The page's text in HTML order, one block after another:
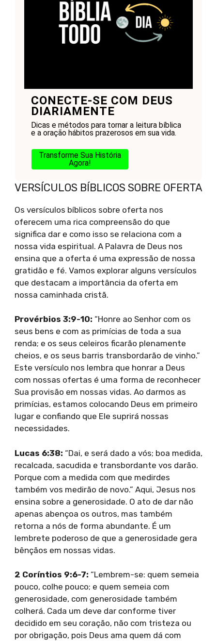
CONECTE-SE COM DEUS
DIARIAMENTE
Dicas e métodos para tornar a leitura bíblica
e a oração hábitos prazerosos em sua vida.
Transforme Sua História
Agora!
VERSÍCULOS BÍBLICOS SOBRE OFERTA
Os versículos bíblicos sobre oferta nos
oferecem uma rica compreensão do que
significa dar e como isso se relaciona com a
nossa vida espiritual. A Palavra de Deus nos
ensina que a oferta é uma expressão de nossa
gratidão e fé. Vamos explorar alguns versículos
que destacam a importância da oferta em
nossa caminhada cristã.
Provérbios 3:9-10: “Honre ao Senhor com os
seus bens e com as primícias de toda a sua
renda; e os seus celeiros ficarão plenamente
cheios, e os seus barris transbordarão de vinho.”
Este versículo nos lembra que honrar a Deus
com nossas ofertas é uma forma de reconhecer
Sua provisão em nossas vidas. Ao darmos as
primícias, estamos colocando Deus em primeiro
lugar e confiando que Ele suprirá nossas
necessidades.
Lucas 6:38: “Dai, e será dado a vós; boa medida,
recalcada, sacudida e transbordante vos darão.
Porque com a medida com que medirdes
também vos medirão de novo.” Aqui, Jesus nos
ensina sobre a generosidade. O ato de dar não
apenas abençoa os outros, mas também
retorna a nós de forma abundante. É um
lembrete poderoso de que a generosidade gera
bênçãos em nossas vidas.
2 Coríntios 9:6-7: “Lembrem-se: quem semeia
pouco, colhe pouco; e quem semeia com
generosidade, com generosidade também
colherá. Cada um deve dar conforme tiver
decidido em seu coração, não com tristeza ou
por obrigação, pois Deus ama quem dá com